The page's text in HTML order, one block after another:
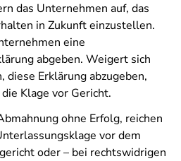
das Unternehmen auf, das
in Zukunft einzustellen.
eine
abgeben. Weigert sich
diese Erklärung abzugeben,
Klage vor Gericht.
ohne Erfolg, reichen
vor dem
oder – bei rechtswidrigen